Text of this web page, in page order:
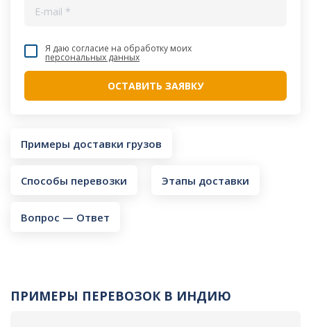
Я даю согласие на обработку моих
персональных данных
Примеры доставки грузов
Способы перевозки Этапы доставки
Вопрос — Ответ
ПРИМЕРЫ ПЕРЕВОЗОК В ИНДИЮ